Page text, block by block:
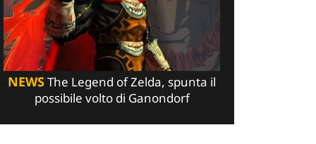
NEWSThe Legend of Zelda, spunta il
possibile volto di Ganondorf